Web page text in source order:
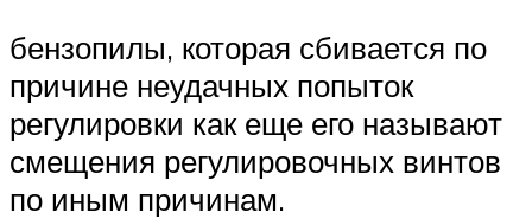
бензопилы, которая сбивается по
причине неудачных попыток
регулировки как еще его называют
смещения регулировочных винтов
по иным причинам.